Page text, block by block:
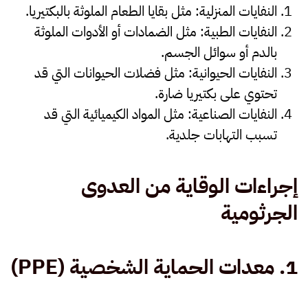
النفايات المنزلية: مثل بقايا الطعام الملوثة بالبكتيريا.
النفايات الطبية: مثل الضمادات أو الأدوات الملوثة
بالدم أو سوائل الجسم.
النفايات الحيوانية: مثل فضلات الحيوانات التي قد
تحتوي على بكتيريا ضارة.
النفايات الصناعية: مثل المواد الكيميائية التي قد
تسبب التهابات جلدية.
إجراءات الوقاية من العدوى
الجرثومية
1. معدات الحماية الشخصية (PPE)